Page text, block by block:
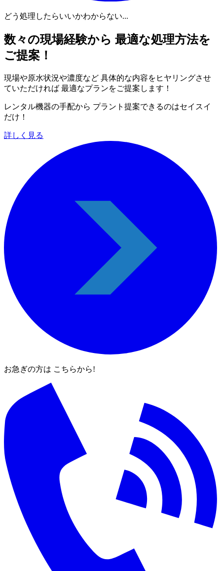
どう処理したらいいかわからない...
数々の現場経験から 最適な処理方法を
ご提案！
現場や原水状況や濃度など 具体的な内容をヒヤリングさせ
ていただければ 最適なプランをご提案します！
レンタル機器の手配から プラント提案できるのはセイスイ
だけ！
詳しく見る
お急ぎの方は こちらから!